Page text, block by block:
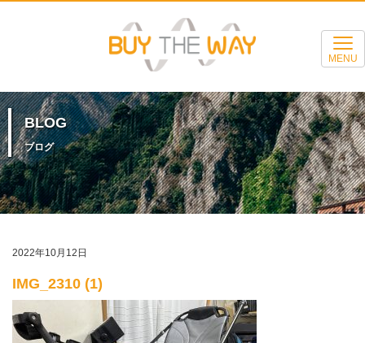
MENU
BLOG
ブログ
2022年10月12日
IMG_2310 (1)